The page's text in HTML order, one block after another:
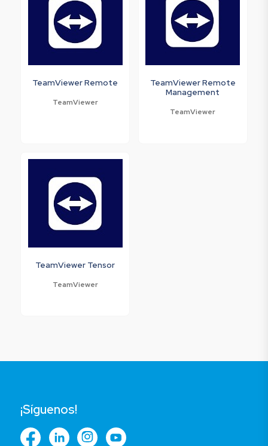
TeamViewer Remote
TeamViewer
TeamViewer Remote
Management
TeamViewer
TeamViewer Tensor
TeamViewer
¡Síguenos!